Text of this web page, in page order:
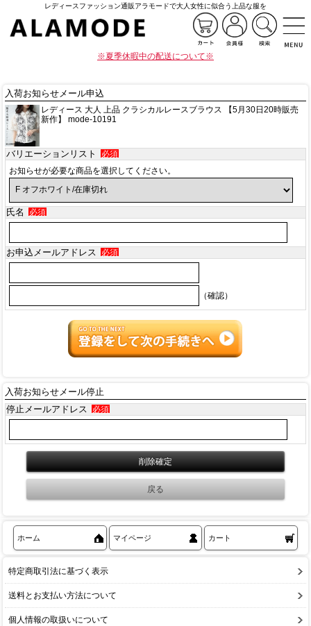
レディースファッション通販アラモードで大人女性に似合う上品な服を
※夏季休暇中の配送について※
入荷お知らせメール申込
レディース 大人 上品 クラシカルレースブラウス 【5月30日20時販売
新作】 mode-10191
バリエーションリスト 必須
お知らせが必要な商品を選択してください。
氏名 必須
お申込メールアドレス 必須
（確認）
入荷お知らせメール停止
停止メールアドレス
必須
ホーム マイページ カート
特定商取引法に基づく表示
送料とお支払い方法について
個人情報の取扱いについて